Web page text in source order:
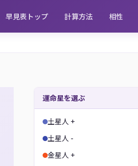
早見表トップ 計算方法 相性
運命星を選ぶ
土星人 +
土星人 -
金星人 +